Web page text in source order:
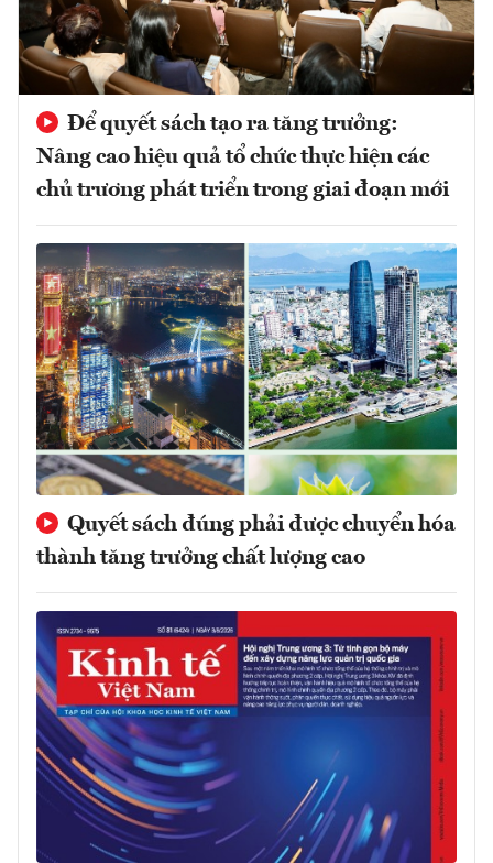
Để quyết sách tạo ra tăng trưởng:
Nâng cao hiệu quả tổ chức thực hiện các
chủ trương phát triển trong giai đoạn mới
Quyết sách đúng phải được chuyển hóa
thành tăng trưởng chất lượng cao